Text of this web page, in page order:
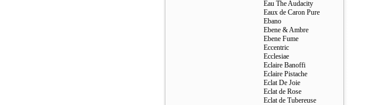
Eau The Audacity
Eaux de Caron Pure
Ebano
Ebene & Ambre
Ebene Fume
Eccentric
Ecclesiae
Eclaire Banoffi
Eclaire Pistache
Eclat De Joie
Eclat de Rose
Eclat de Tubereuse